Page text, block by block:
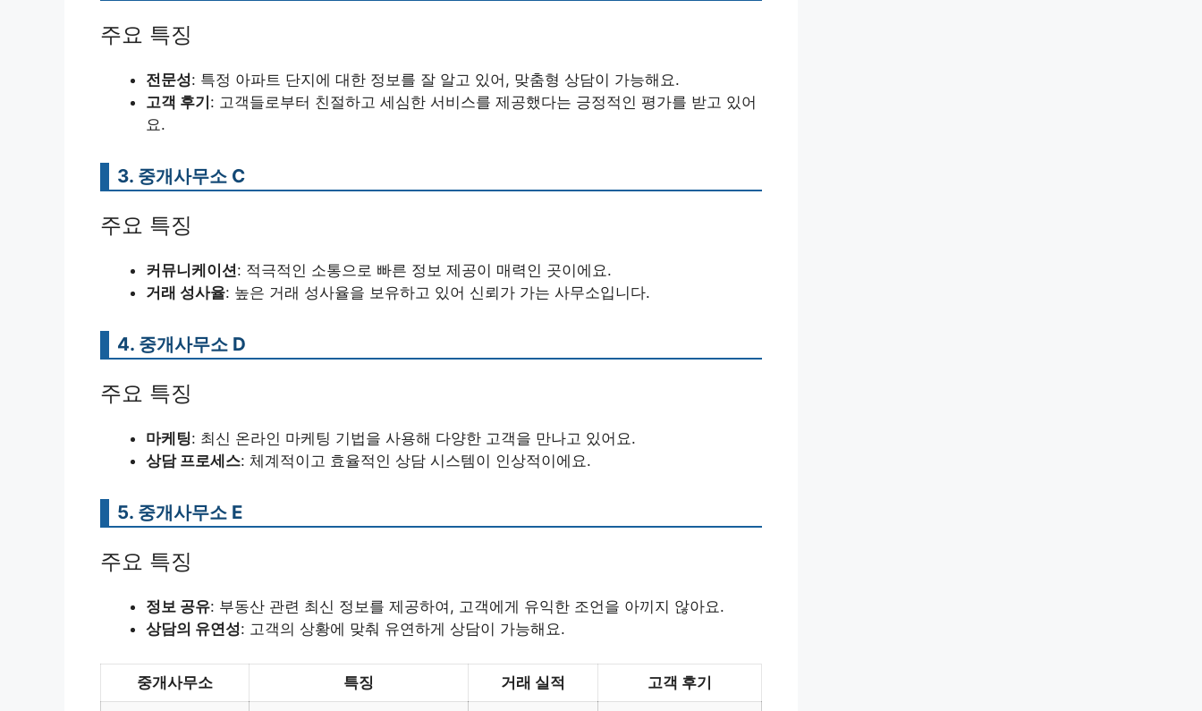
주요 특징
전문성: 특정 아파트 단지에 대한 정보를 잘 알고 있어, 맞춤형 상담이 가능해요.
고객 후기 : 고객들로부터 친절하고 세심한 서비스를 제공했다는 긍정적인 평가를 받고 있어
요.
3. 중개사무소 C
주요 특징
커뮤니케이션: 적극적인 소통으로 빠른 정보 제공이 매력인 곳이에요.
거래 성사율: 높은 거래 성사율을 보유하고 있어 신뢰가 가는 사무소입니다.
4. 중개사무소 D
주요 특징
마케팅: 최신 온라인 마케팅 기법을 사용해 다양한 고객을 만나고 있어요.
상담 프로세스: 체계적이고 효율적인 상담 시스템이 인상적이에요.
5. 중개사무소 E
주요 특징
정보 공유: 부동산 관련 최신 정보를 제공하여, 고객에게 유익한 조언을 아끼지 않아요.
상담의 유연성: 고객의 상황에 맞춰 유연하게 상담이 가능해요.
중개사무소 특징 거래 실적 고객 후기